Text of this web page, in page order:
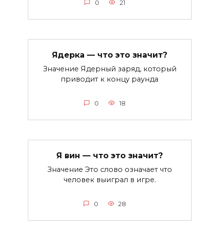
0 21
Ядерка — что это значит?
Значение Ядерный заряд, который
приводит к концу раунда
0 18
Я вин — что это значит?
Значение Это слово означает что
человек выиграл в игре.
0 28